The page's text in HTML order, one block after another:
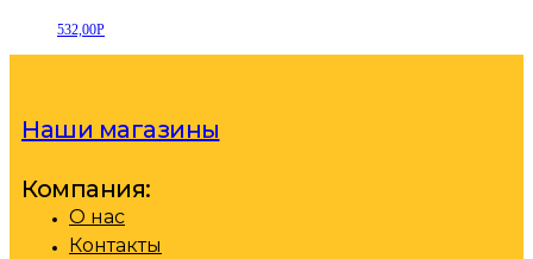
532,00Р
Наши магазины
Компания:
О нас
Контакты